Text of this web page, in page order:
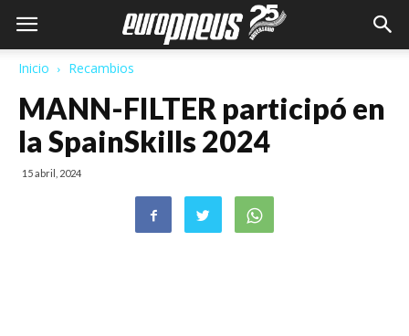
Inicio Recambios
MANN-FILTER participó en
la SpainSkills 2024
15 abril, 2024